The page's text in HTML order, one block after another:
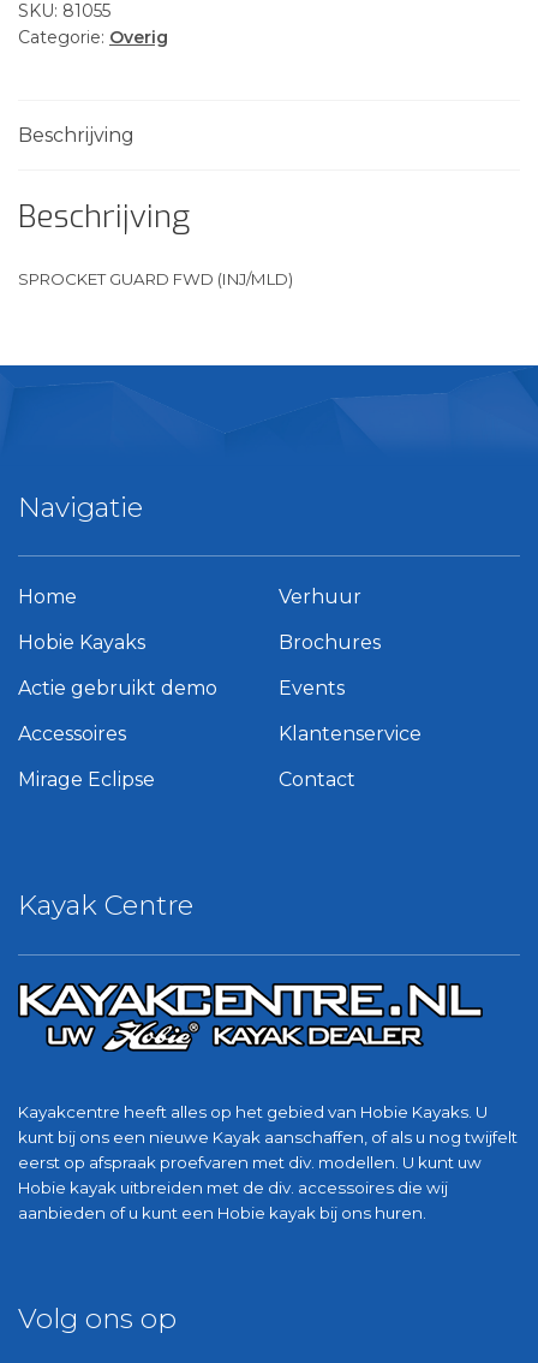
aantal
SKU: 81055
Categorie: Overig
Beschrijving
Beschrijving
SPROCKET GUARD FWD (INJ/MLD)
Kayak Centre
Kayakcentre heeft alles op het gebied van Hobie Kayaks. U
kunt bij ons een nieuwe Kayak aanschaffen, of als u nog twijfelt
eerst op afspraak proefvaren met div. modellen. U kunt uw
Hobie kayak uitbreiden met de div. accessoires die wij
aanbieden of u kunt een Hobie kayak bij ons huren.
Navigatie
Home
Hobie Kayaks
Actie gebruikt demo
Accessoires
Mirage Eclipse
Verhuur
Brochures
Events
Klantenservice
Contact
Volg ons op